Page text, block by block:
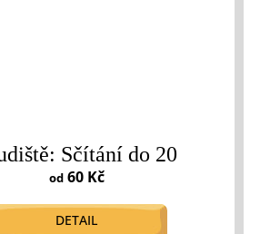
Sčítání do 20
od60 Kč
DETAIL